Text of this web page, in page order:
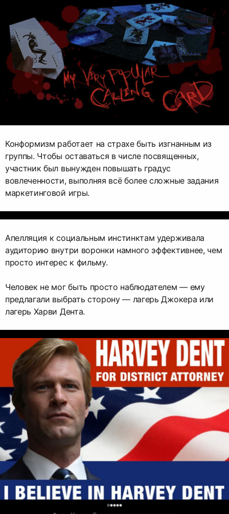
Конформизм работает на страхе быть изгнанным из
группы. Чтобы оставаться в числе посвященных,
участник был вынужден повышать градус
вовлеченности, выполняя всё более сложные задания
маркетинговой игры.
Апелляция к социальным инстинктам удерживала
аудиторию внутри воронки намного эффективнее, чем
просто интерес к фильму.
Человек не мог быть просто наблюдателем — ему
предлагали выбрать сторону — лагерь Джокера или
лагерь Харви Дента.